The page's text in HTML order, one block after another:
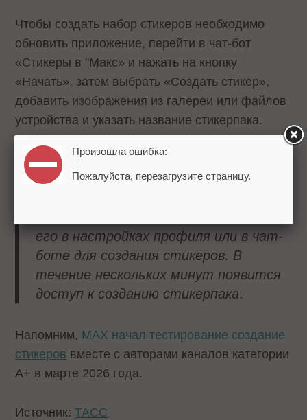
Чтобы создать набор стикеров необходимо
обновить приложение, перейти в чат-бот
«Стикеры в "Макс» и нажать на кнопку
«Начать», затем выбрать «Создать стикер»,
добавить изображения из галереи или файлов
устройства и указать название стикерпака.
В пресс-службе добавляют:
его в настройках профиля или в чат-
боте для создания стикеров. В
течение нескольких минут появится
доступ к созданию стикерпака.
Напомним, MAX начал тестирование создание
стикеров вместе с авторами каналов категории
А+ в марте 2026 года.
Источник:ТАСС
Произошла ошибка:
Пожалуйста, перезагрузите страницу.